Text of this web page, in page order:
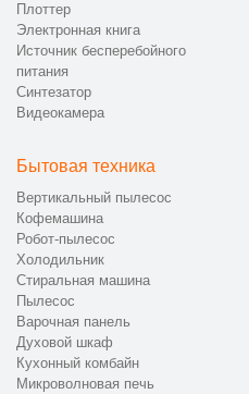
Плоттер
Электронная книга
Источник бесперебойного
питания
Синтезатор
Видеокамера
Бытовая техника
Вертикальный пылесос
Кофемашина
Робот-пылесос
Холодильник
Стиральная машина
Пылесос
Варочная панель
Духовой шкаф
Кухонный комбайн
Микроволновая печь